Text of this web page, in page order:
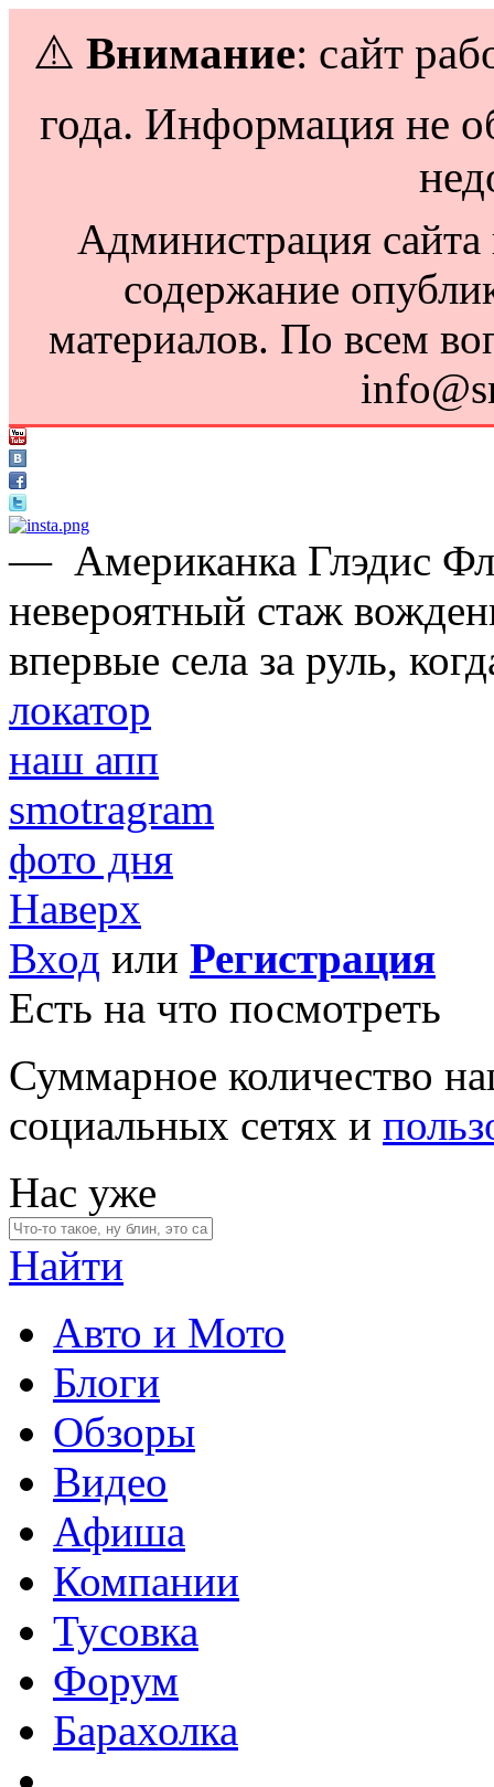
⚠️ Внимание: сайт
года. Информация не
Администрация сайта
содержание
материалов. По всем
— Американка Глэдис
невероятный стаж
впервые села за руль,
локатор
наш апп
smotragram
фото дня
Наверх
Вход или Регистрация
Есть на что посмотреть
Суммарное количество
социальных сетях и
Нас уже
Найти
Авто и Мото
Блоги
Обзоры
Видео
Афиша
Компании
Тусовка
Форум
Барахолка